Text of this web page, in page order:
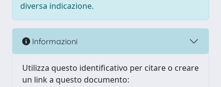
diversa indicazione.
Informazioni
Utilizza questo identificativo per citare o creare
un link a questo documento: